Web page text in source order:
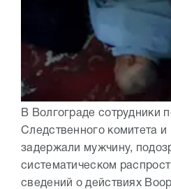
В Волгограде сотрудники
Следственного комитета
задержали мужчину,
систематическом
сведений о действиях